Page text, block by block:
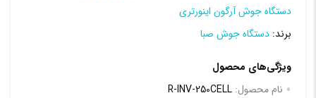
دستگاه جوش آرگون اینورتری
برند: دستگاه جوش صبا
ویژگی‌های محصول
نام محصول: R-INV-250CELL